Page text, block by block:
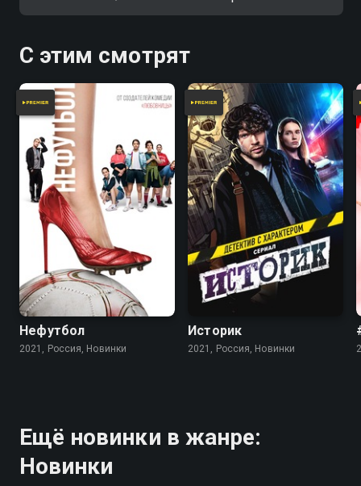
С этим смотрят
Нефутбол
2021, Россия, Новинки
Историк
2021, Россия, Новинки
Ещё новинки в жанре:
Новинки